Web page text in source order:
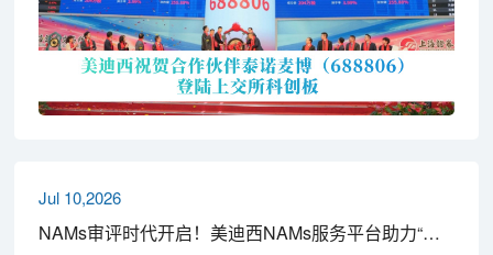
Jul 10,2026
NAMs审评时代开启！美迪西NAMs服务平台助力“先锋计划”申报！